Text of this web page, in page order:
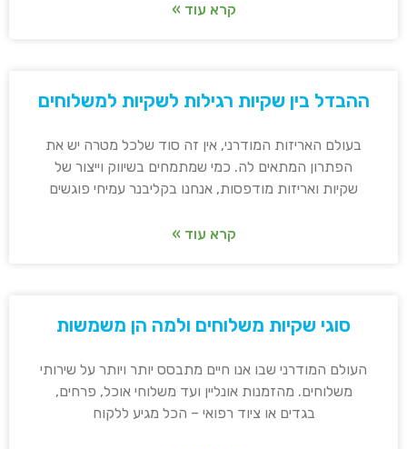
קרא עוד »
ההבדל בין שקיות רגילות לשקיות למשלוחים
בעולם האריזות המודרני, אין זה סוד שלכל מטרה יש את
הפתרון המתאים לה. כמי שמתמחים בשיווק וייצור של
שקיות ואריזות מודפסות, אנחנו בקליבנר עמיחי פוגשים
קרא עוד »
סוגי שקיות משלוחים ולמה הן משמשות
העולם המודרני שבו אנו חיים מתבסס יותר ויותר על שירותי
משלוחים. מהזמנות אונליין ועד משלוחי אוכל, פרחים,
בגדים או ציוד רפואי – הכל מגיע ללקוח